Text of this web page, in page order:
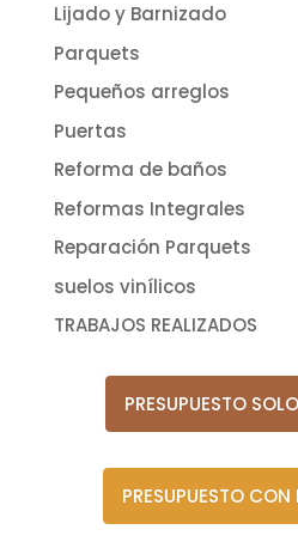
Lijado y Barnizado
Parquets
Pequeños arreglos
Puertas
Reforma de baños
Reformas Integrales
Reparación Parquets
suelos vinílicos
TRABAJOS REALIZADOS
PRESUPUESTO
PRESUPUESTO